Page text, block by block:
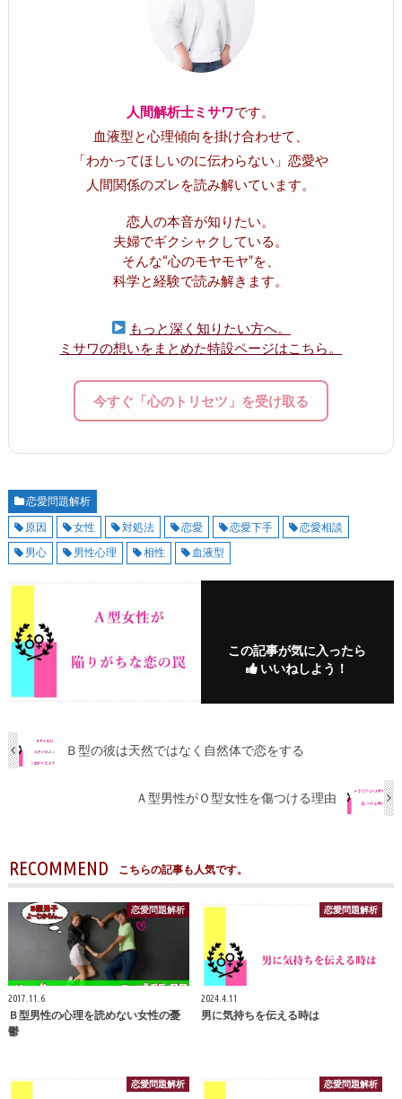
人間解析士ミサワです。
血液型と心理傾向を掛け合わせて、
「わかってほしいのに伝わらない」恋愛や
人間関係のズレを読み解いています。
恋人の本音が知りたい。
夫婦でギクシャクしている。
そんな“心のモヤモヤ”を、
科学と経験で読み解きます。
もっと深く知りたい方へ。
ミサワの想いをまとめた特設ページはこちら。
今すぐ「心のトリセツ」を受け取る
恋愛問題解析
原因
女性 対処法 恋愛 恋愛下手
恋愛相談
男心
男性心理 相性 血液型
この記事が気に入ったら
いいねしよう！
Ｂ型の彼は天然ではなく自然体で恋をする
Ａ型男性がＯ型女性を傷つける理由
RECOMMEND こちらの記事も人気です。
恋愛問題解析
2017.11.6
Ｂ型男性の心理を読めない女性の憂
鬱
恋愛問題解析
2024.4.11
男に気持ちを伝える時は
恋愛問題解析 恋愛問題解析